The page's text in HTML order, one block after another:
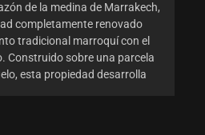
de la medina de Marrakech,
completamente renovado
tradicional marroquí con el
Construido sobre una parcela
esta propiedad desarrolla